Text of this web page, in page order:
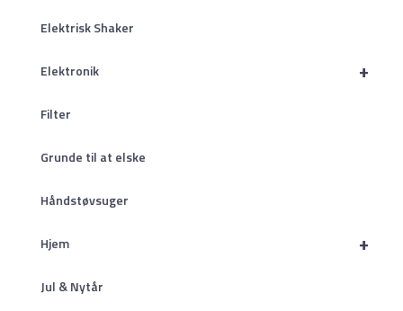
Elektrisk Shaker
+
Elektronik
Filter
Grunde til at elske
Håndstøvsuger
+
Hjem
Jul & Nytår